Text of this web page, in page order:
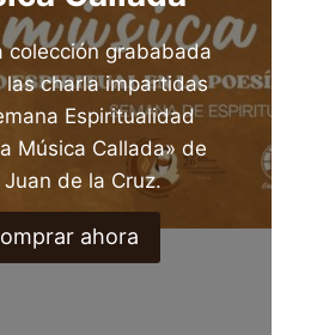
colección grababada
charla impartidas
Espiritualidad
Música Callada» de
Juan de la Cruz.
ahora